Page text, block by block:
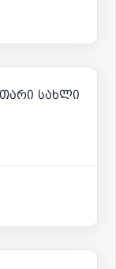
| m² 2 080
სახლი
| m² 1 213